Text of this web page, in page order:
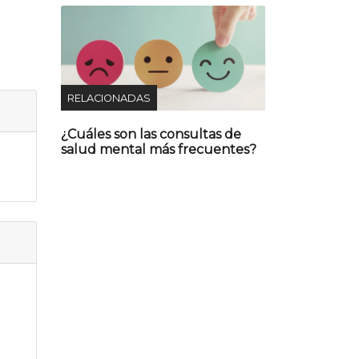
RELACIONADAS
¿Cuáles son las consultas de
salud mental más frecuentes?